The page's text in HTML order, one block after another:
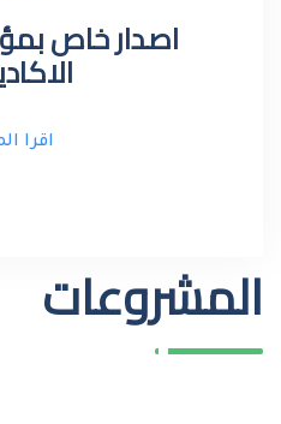
اصدار خاص
اقرا
المشروعات